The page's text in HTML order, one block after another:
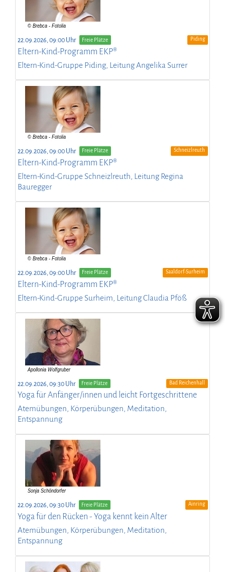
22.09.2026, 09:00 Uhr Freie Plätze Piding
Eltern-Kind-Programm EKP®
Eltern-Kind-Gruppe Piding, Leitung Angelika Surrer
22.09.2026, 09:00 Uhr Freie Plätze Schneizlreuth
Eltern-Kind-Programm EKP®
Eltern-Kind-Gruppe Schneizlreuth, Leitung Regina
Bauregger
22.09.2026, 09:00 Uhr Freie Plätze Saaldorf-Surheim
Eltern-Kind-Programm EKP®
Eltern-Kind-Gruppe Surheim, Leitung Claudia Pföß
22.09.2026, 09:30 Uhr Freie Plätze Bad Reichenhall
Yoga für Anfänger/innen und leicht Fortgeschrittene
Atemübungen, Körperübungen, Meditation,
Entspannung
22.09.2026, 09:30 Uhr Freie Plätze Ainring
Yoga für den Rücken - Yoga kennt kein Alter
Atemübungen, Körperübungen, Meditation,
Entspannung